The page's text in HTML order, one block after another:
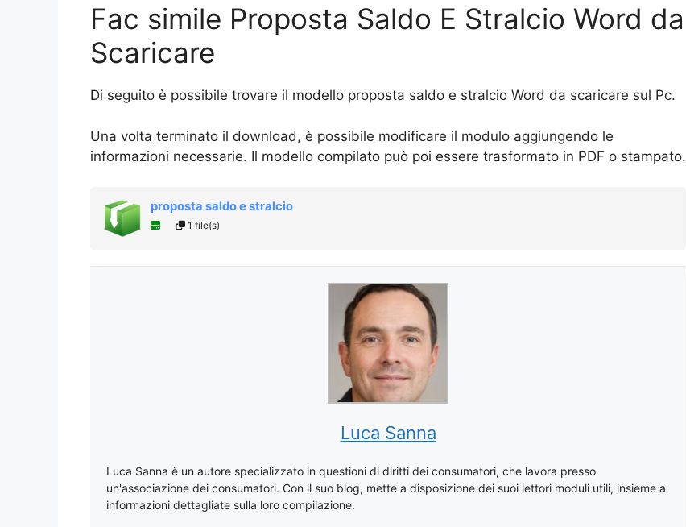
Fac simile Proposta Saldo E Stralcio Word da
Scaricare
Di seguito è possibile trovare il modello proposta saldo e stralcio Word da scaricare sul Pc.
Una volta terminato il download, è possibile modificare il modulo aggiungendo le
informazioni necessarie. Il modello compilato può poi essere trasformato in PDF o stampato.
proposta saldo e stralcio
1 file(s)
Luca Sanna
Luca Sanna è un autore specializzato in questioni di diritti dei consumatori, che lavora presso
un'associazione dei consumatori. Con il suo blog, mette a disposizione dei suoi lettori moduli utili, insieme a
informazioni dettagliate sulla loro compilazione.